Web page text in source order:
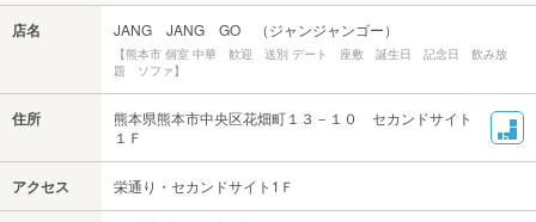
店名 JANG JANG GO （ジャンジャンゴー）
【熊本市 個室 中華 歓迎 送別 デート 座敷 誕生日 記念日 飲み放
題 ソファ】
住所
熊本県熊本市中央区花畑町１３－１０ セカンドサイト
１Ｆ
アクセス 栄通り・セカンドサイト1Ｆ